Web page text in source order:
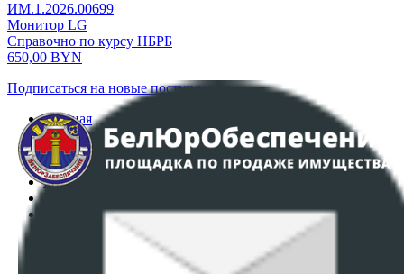
ИМ.1.2026.00699
Монитор LG
Справочно по курсу НБРБ
650,00 BYN
Подписаться на новые поступления
Главная
Аукционы
Интернет-магазин
Регламент организации и проведения торгов
Политика в отношении обработки персональных
ПОЛОЖЕНИЕ О ПОЛИТИКЕ ОБРАБОТКИ COOKIE-